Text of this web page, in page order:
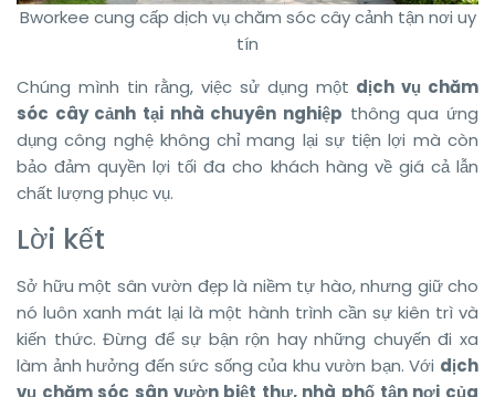
Bworkee cung cấp dịch vụ chăm sóc cây cảnh tận nơi uy
tín
Chúng mình tin rằng, việc sử dụng một dịch vụ chăm
sóc cây cảnh tại nhà chuyên nghiệp thông qua ứng
dụng công nghệ không chỉ mang lại sự tiện lợi mà còn
bảo đảm quyền lợi tối đa cho khách hàng về giá cả lẫn
chất lượng phục vụ.
Lời kết
Sở hữu một sân vườn đẹp là niềm tự hào, nhưng giữ cho
nó luôn xanh mát lại là một hành trình cần sự kiên trì và
kiến thức. Đừng để sự bận rộn hay những chuyến đi xa
làm ảnh hưởng đến sức sống của khu vườn bạn. Với dịch
vụ chăm sóc sân vườn biệt thự, nhà phố tận nơi của